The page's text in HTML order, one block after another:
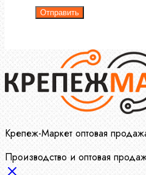
Отправить
Крепеж-Маркет оптовая
Производство и оптовая